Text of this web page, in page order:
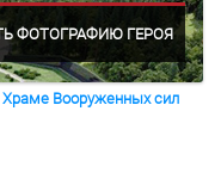
ФОТОГРАФИЮ ГЕРОЯ
Храме Вооруженных сил